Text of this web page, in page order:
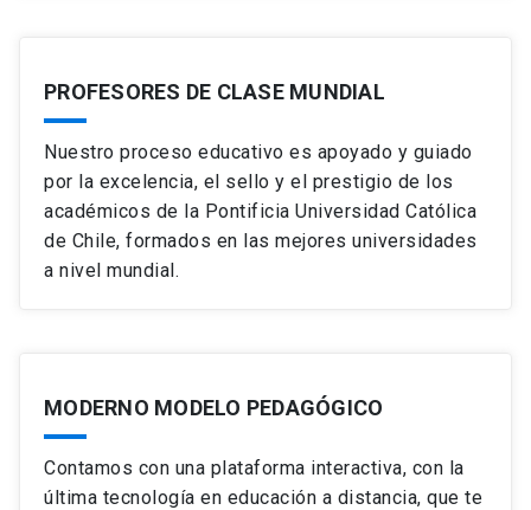
PROFESORES DE CLASE MUNDIAL
Nuestro proceso educativo es apoyado y guiado
por la excelencia, el sello y el prestigio de los
académicos de la Pontificia Universidad Católica
de Chile, formados en las mejores universidades
a nivel mundial.
MODERNO MODELO PEDAGÓGICO
Contamos con una plataforma interactiva, con la
última tecnología en educación a distancia, que te